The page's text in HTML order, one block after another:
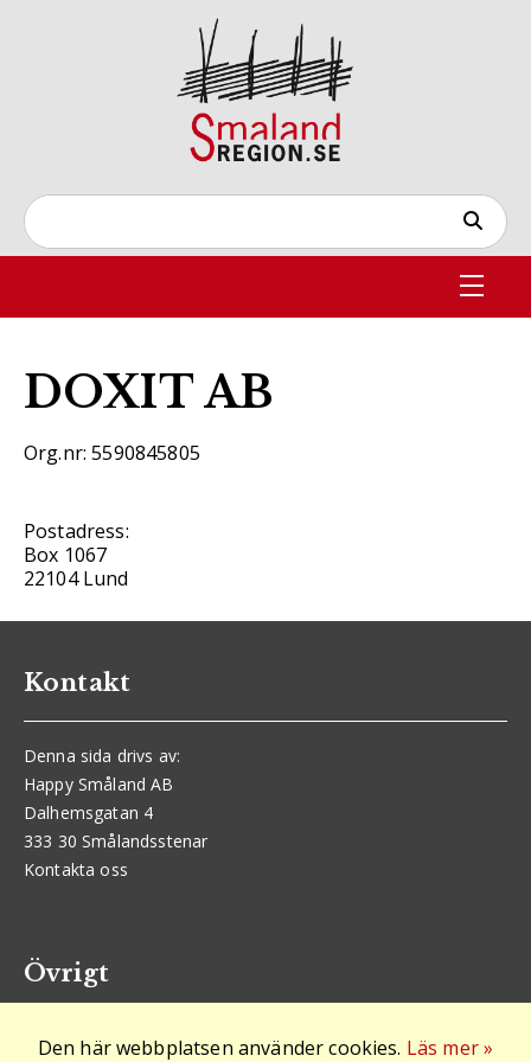
DOXIT AB
Org.nr: 5590845805
Postadress:
Box 1067
22104 Lund
Kontakt
Denna sida drivs av:
Happy Småland AB
Dalhemsgatan 4
333 30 Smålandsstenar
Kontakta oss
Övrigt
Logga in
Den här webbplatsen använder cookies. Läs mer »